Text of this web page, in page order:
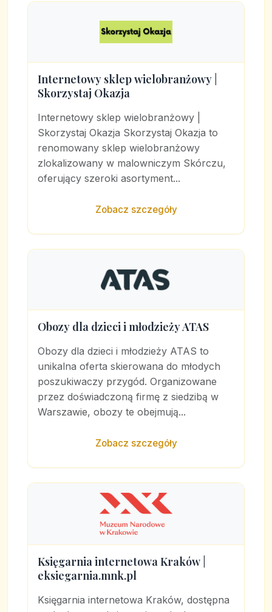
Internetowy sklep wielobranżowy |
Skorzystaj Okazja
Internetowy sklep wielobranżowy |
Skorzystaj Okazja Skorzystaj Okazja to
renomowany sklep wielobranżowy
zlokalizowany w malowniczym Skórczu,
oferujący szeroki asortyment...
Zobacz szczegóły
Obozy dla dzieci i młodzieży ATAS
Obozy dla dzieci i młodzieży ATAS to
unikalna oferta skierowana do młodych
poszukiwaczy przygód. Organizowane
przez doświadczoną firmę z siedzibą w
Warszawie, obozy te obejmują...
Zobacz szczegóły
Księgarnia internetowa Kraków |
eksiegarnia.mnk.pl
Księgarnia internetowa Kraków, dostępna